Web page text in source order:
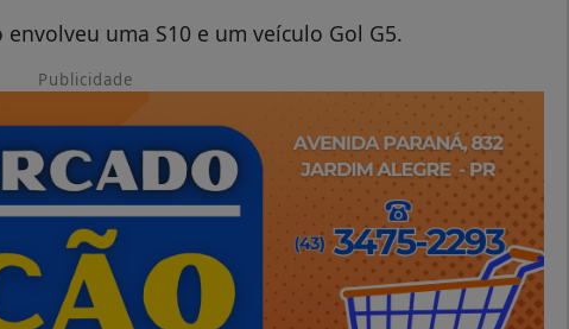
uma S10 e um veículo Gol G5.
Publicidade